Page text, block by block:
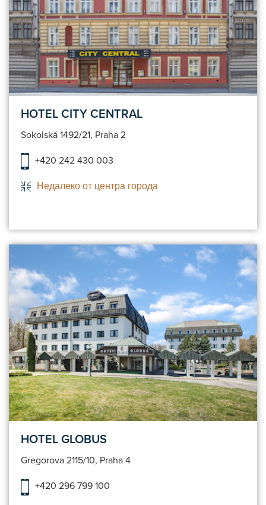
HOTEL CITY CENTRAL
Sokolská 1492/21, Praha 2
+420 242 430 003
Недалеко от центра города
HOTEL GLOBUS
Gregorova 2115/10, Praha 4
+420 296 799 100